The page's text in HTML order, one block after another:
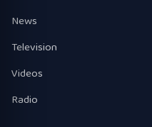
News
Television
Videos
Radio